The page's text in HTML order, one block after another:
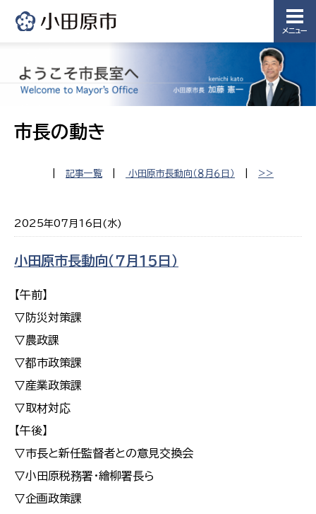
メニュー
市長の動き
記事一覧 小田原市長動向（８月６日） >>
2025年07月16日(水)
小田原市長動向（７月１５日）
【午前】
▽防災対策課
▽農政課
▽都市政策課
▽産業政策課
▽取材対応
【午後】
▽市長と新任監督者との意見交換会
▽小田原税務署・繪柳署長ら
▽企画政策課